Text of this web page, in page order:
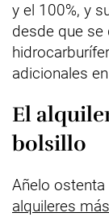
y el 100%, y
desde que se
adicionales
El
bolsillo
Añelo
alquileres